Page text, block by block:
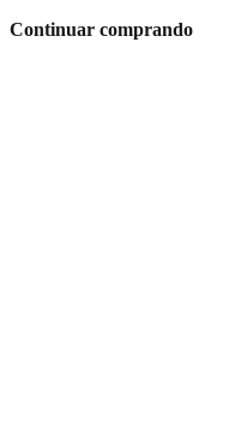
Continuar comprando